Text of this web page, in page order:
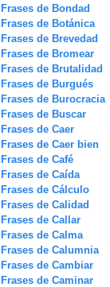
Frases de Bondad
Frases de Botánica
Frases de Brevedad
Frases de Bromear
Frases de Brutalidad
Frases de Burgués
Frases de Burocracia
Frases de Buscar
Frases de Caer
Frases de Caer bien
Frases de Café
Frases de Caída
Frases de Cálculo
Frases de Calidad
Frases de Callar
Frases de Calma
Frases de Calumnia
Frases de Cambiar
Frases de Caminar